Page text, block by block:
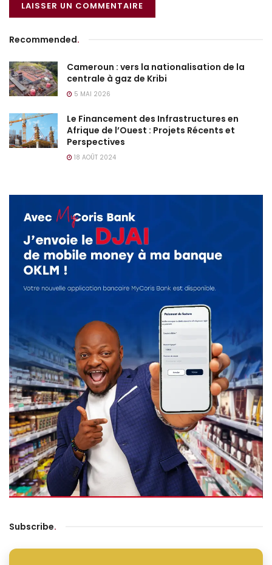
Recommended.
Cameroun : vers la nationalisation de la
centrale à gaz de Kribi
5 MAI 2026
Le Financement des Infrastructures en
Afrique de l’Ouest : Projets Récents et
Perspectives
18 AOÛT 2024
Subscribe.